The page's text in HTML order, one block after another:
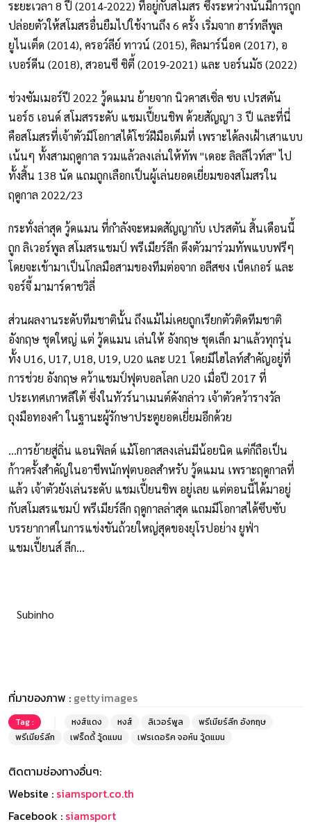
ระยะเวลา 8 ปี (2014-2022) ที่อยู่กับสโมสร ซึ่งระหว่างนั้นมีการถูก
ปล่อยตัวให้สโมสรอื่นยืมไปใช้งานถึง 6 ครั้ง เริ่มจาก ฮาร์ทลีพูล
ยูไนเต็ด (2014), ครอว์ลีย์ ทาวน์ (2015), คิลมาร์น็อค (2017), อ
เบอร์ดีน (2018), สวอนซี ซิตี้ (2019-2021) และ บอร์นมัธ (2022)
ช่วงซัมเมอร์ปี 2022 วู้ดแมน ย้ายจาก นิวคาสเซิ่ล ซบ เปรสตัน
นอร์ธ เอนด์ สโมสรระดับ แชมเปี้ยนชิพ ด้วยสัญญา 3 ปี และที่นี่
คือสโมสรที่เจ้าตัวมีโอกาสได้โชว์ฝีมือเต็มที่ เพราะได้ลงเฝ้าเสาแบบ
เน้นๆ ทั้งสามฤดูกาล รวมแล้วลงเล่นให้ทัพ "เดอะ ลิลลีไวท์ส" ไป
ทั้งสิ้น 138 นัด แถมถูกเลือกเป็นผู้เล่นยอดเยี่ยมของสโมสรใน
ฤดูกาล 2022/23
กระทั่งล่าสุด วู้ดแมน ที่กำลังจะหมดสัญญากับ เปรสตัน สิ้นเดือนนี้
ถูก ลิเวอร์พูล สโมสรแชมป์ พรีเมียร์ลีก ดึงตัวมาร่วมทัพแบบฟรีๆ
โดยจะเข้ามาเป็นโกลมือสามของทีมต่อจาก อลีสซง เบ็คเกอร์ และ
จอร์จี้ มามาร์ดาชวิลี่
ส่วนผลงานระดับทีมชาตินั้น ถึงแม้ไม่เคยถูกเรียกตัวติดทีมชาติ
อังกฤษ ชุดใหญ่ แต่ วู้ดแมน เล่นให้ อังกฤษ ชุดเล็ก มาแล้วทุกรุ่น
ทั้ง U16, U17, U18, U19, U20 และ U21 โดยมีไฮไลท์สำคัญอยู่ที่
การช่วย อังกฤษ คว้าแชมป์ฟุตบอลโลก U20 เมื่อปี 2017 ที่
ประเทศเกาหลีใต้ ซึ่งในทัวร์นาเมนต์ดังกล่าว เจ้าตัวคว้ารางวัล
ถุงมือทองคำ ในฐานะผู้รักษาประตูยอดเยี่ยมอีกด้วย
...การย้ายสู่ถิ่น แอนฟิลด์ แม้โอกาสลงเล่นมีน้อยนิด แต่ก็ถือเป็น
ก้าวครั้งสำคัญในอาชีพนักฟุตบอลสำหรับ วู้ดแมน เพราะฤดูกาลที่
แล้ว เจ้าตัวยังเล่นระดับ แชมเปี้ยนชิพ อยู่เลย แต่ตอนนี้ได้มาอยู่
กับสโมสรแชมป์ พรีเมียร์ลีก ฤดูกาลล่าสุด แถมมีโอกาสได้ซึบซับ
บรรยากาศในการแข่งขันถ้วยใหญ่สุดของยุโรปอย่าง ยูฟ่า
แชมเปี้ยนส์ ลีก...
Subinho
ที่มาของภาพ : gettyimages
Tag : หงส์แดง หงส์ ลิเวอร์พูล
พรีเมียร์ลีก อังกฤษ
พรีเมียร์ลีก
เฟร็ดดี้ วู้ดแมน เฟรเดอริค จอห์น วู้ดแมน
ติดตามช่องทางอื่นๆ:
Website : siamsport.co.th
Facebook : siamsport